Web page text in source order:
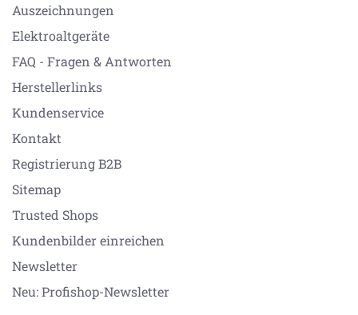
Auszeichnungen
Elektroaltgeräte
FAQ - Fragen & Antworten
Herstellerlinks
Kundenservice
Kontakt
Registrierung B2B
Sitemap
Trusted Shops
Kundenbilder einreichen
Newsletter
Neu: Profishop-Newsletter